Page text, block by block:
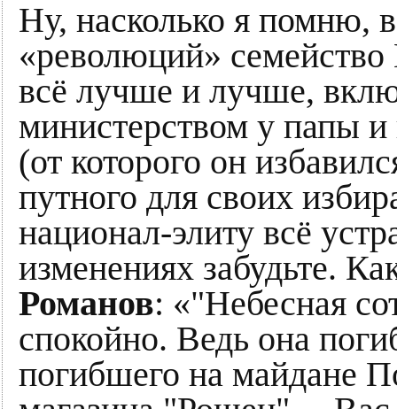
Ну, насколько я помню,
«революций» семейство
всё лучше и лучше,
министерством у папы и
(от которого он
путного для своих
национал-элиту всё
изменениях забудьте.
Романов: «"Небесная
спокойно. Ведь она
погибшего на майдане